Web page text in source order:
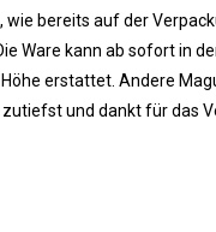
bereits auf der
Ware kann ab sofort in
erstattet. Andere
und dankt für das